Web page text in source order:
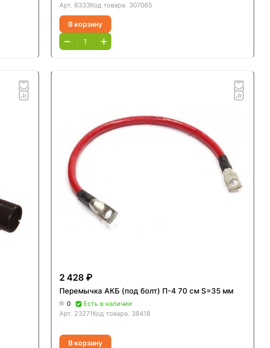
Арт. 8333Код товара. 307065
В корзину
2 428 ₽
Перемычка АКБ (под болт) П-4 70 см S=35 мм
0
Есть в наличии
Арт. 23271Код товара. 38418
В корзину